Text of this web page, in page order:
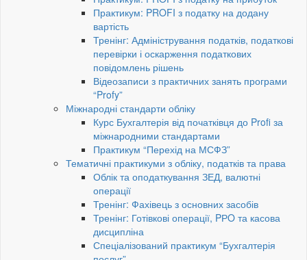
Практикум: PROFI з податку на додану
вартість
Тренінг: Адміністрування податків, податкові
перевірки і оскарження податкових
повідомлень рішень
Відеозаписи з практичних занять програми
“Profy”
Міжнародні стандарти обліку
Курс Бухгалтерія від початківця до Profi за
міжнародними стандартами
Практикум “Перехід на МСФЗ”
Тематичні практикуми з обліку, податків та права
Облік та оподаткування ЗЕД, валютні
операції
Тренінг: Фахівець з основних засобів
Тренінг: Готівкові операції, PРO та касова
дисципліна
Спеціалізований практикум “Бухгалтерія